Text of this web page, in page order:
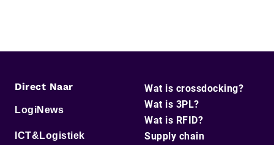
Direct Naar
LogiNews
ICT&Logistiek
Wat is crossdocking?
Wat is 3PL?
Wat is RFID?
Supply chain